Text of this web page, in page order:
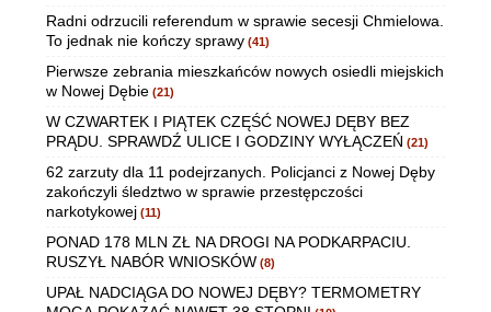
Radni odrzucili referendum w sprawie secesji Chmielowa.
To jednak nie kończy sprawy (41)
Pierwsze zebrania mieszkańców nowych osiedli miejskich
w Nowej Dębie (21)
W CZWARTEK I PIĄTEK CZĘŚĆ NOWEJ DĘBY BEZ
PRĄDU. SPRAWDŹ ULICE I GODZINY WYŁĄCZEŃ (21)
62 zarzuty dla 11 podejrzanych. Policjanci z Nowej Dęby
zakończyli śledztwo w sprawie przestępczości
narkotykowej (11)
PONAD 178 MLN ZŁ NA DROGI NA PODKARPACIU.
RUSZYŁ NABÓR WNIOSKÓW (8)
UPAŁ NADCIĄGA DO NOWEJ DĘBY? TERMOMETRY